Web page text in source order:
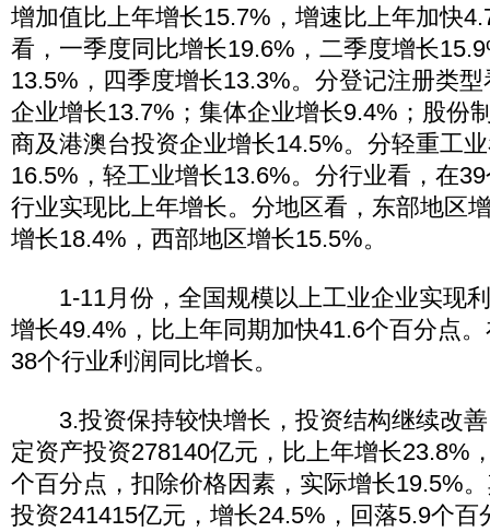
增加值比上年增长15.7%，增速比上年加快
看，一季度同比增长19.6%，二季度增长
13.5%，四季度增长13.3%。分登记注册类
企业增长13.7%；集体企业增长9.4%；股份
商及港澳台投资企业增长14.5%。分轻重工
16.5%，轻工业增长13.6%。分行业看，在
行业实现比上年增长。分地区看，东部地区
增长18.4%，西部地区增长15.5%。
1-11月份，全国规模以上工业企业实现利
增长49.4%，比上年同期加快41.6个百分点
38个行业利润同比增长。
3.投资保持较快增长，投资结构继续改善
定资产投资278140亿元，比上年增长23.8%
个百分点，扣除价格因素，实际增长19.5%
投资241415亿元，增长24.5%，回落5.9个百